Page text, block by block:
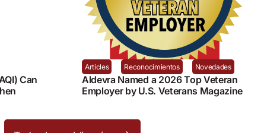
Can
Articles Reconocimientos Novedades
Aldevra Named a 2026 Top Veteran
Employer by U.S. Veterans Magazine